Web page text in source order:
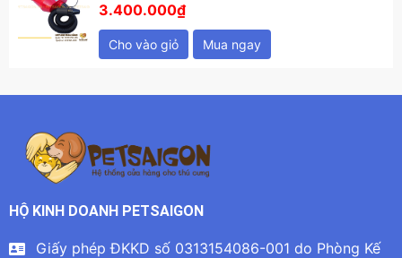
3.400.000₫
Cho vào giỏ Mua ngay
HỘ KINH DOANH PETSAIGON
Giấy phép ĐKKD số 0313154086-001 do Phòng Kế